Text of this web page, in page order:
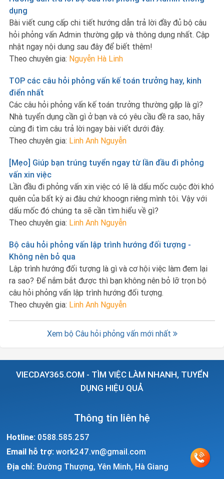
dụng
Bài viết cung cấp chi tiết hướng dẫn trả lời đầy đủ bộ câu
hỏi phỏng vấn Admin thường gặp và thông dụng nhất. Cập
nhật ngay nội dung sau đây để biết thêm!
Theo chuyên gia: Nguyễn Hà Linh
TOP các câu hỏi phỏng vấn kế toán trưởng hay, kinh
điển nhất
Các câu hỏi phỏng vấn kế toán trưởng thường gặp là gì?
Nhà tuyển dụng cần gì ở bạn và có yêu cầu đề ra sao, hãy
cùng đi tìm câu trả lời ngay bài viết dưới đây.
Theo chuyên gia: Linh Anh Nguyễn
[Mẹo] Giúp bạn trúng tuyển ngay từ lần đầu đi phỏng
vấn xin việc
Lần đầu đi phỏng vấn xin việc có lẽ là dấu mốc cuộc đời khó
quên của bất kỳ ai đâu chứ khoogn riêng mình tôi. Vậy với
dấu mốc đó chúng ta sẽ cần tìm hiểu về gì?
Theo chuyên gia: Linh Anh Nguyễn
Bộ câu hỏi phỏng vấn lập trình hướng đối tượng -
Không nên bỏ qua
Lập trình hướng đối tượng là gì và cơ hội việc làm đem lại
ra sao? Để nắm bắt được thì bạn không nên bỏ lỡ trọn bộ
câu hỏi phỏng vấn lập trình hướng đối tượng.
Theo chuyên gia: Linh Anh Nguyễn
Xem bộ Câu hỏi phỏng vấn mới nhất
VIECDAY365.COM - TÌM VIỆC LÀM NHANH, TUYỂN
DỤNG HIỆU QUẢ
Thông tin liên hệ
Hotline: 0588.585.257
Email hỗ trợ: work247.vn@gmail.com
Địa chỉ: Đường Thượng, Yên Minh, Hà Giang